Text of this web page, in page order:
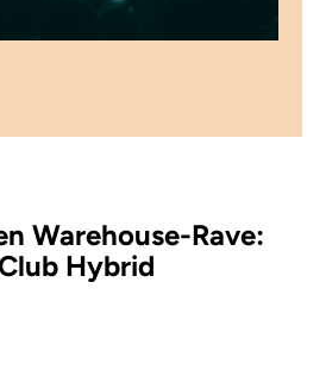
Warehouse-Rave:
Hybrid